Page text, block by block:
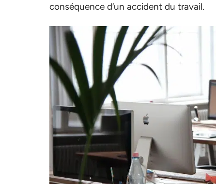
conséquence d’un accident du travail.